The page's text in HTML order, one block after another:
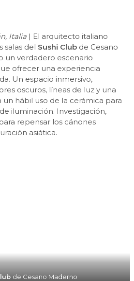
Italia | El arquitecto italiano
salas del Sushi Club de Cesano
un verdadero escenario
ofrecer una experiencia
Un espacio inmersivo,
oscuros, líneas de luz y una
hábil uso de la cerámica para
iluminación. Investigación,
repensar los cánones
asiática.
de Cesano Maderno